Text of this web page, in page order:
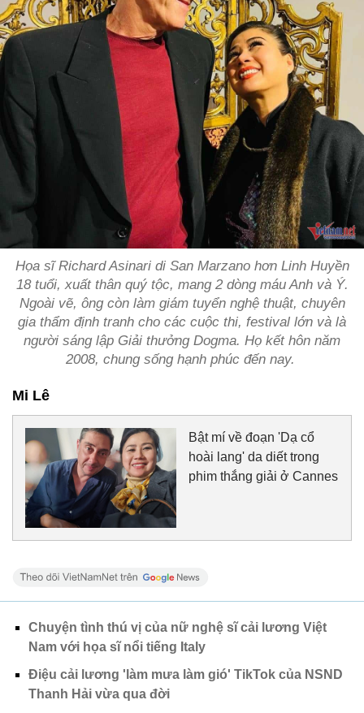
Họa sĩ Richard Asinari di San Marzano hơn Linh Huyền
18 tuổi, xuất thân quý tộc, mang 2 dòng máu Anh và Ý.
Ngoài vẽ, ông còn làm giám tuyển nghệ thuật, chuyên
gia thẩm định tranh cho các cuộc thi, festival lớn và là
người sáng lập Giải thưởng Dogma. Họ kết hôn năm
2008, chung sống hạnh phúc đến nay.
Mi Lê
Bật mí về đoạn 'Dạ cổ
hoài lang' da diết trong
phim thắng giải ở Cannes
Chuyện tình thú vị của nữ nghệ sĩ cải lương Việt
Nam với họa sĩ nổi tiếng Italy
Điệu cải lương 'làm mưa làm gió' TikTok của NSND
Thanh Hải vừa qua đời